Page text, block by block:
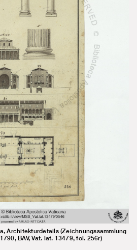
Architekturdetails (Zeichnungssammlung
BAV, Vat. lat. 13479, fol. 256r)